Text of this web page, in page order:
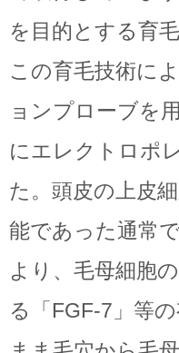
を目的とする育
この育毛技術に
ョンプローブを
にエレクトロポ
た。頭皮の上皮
能であった通常
より、毛母細胞
る「FGF-7」等